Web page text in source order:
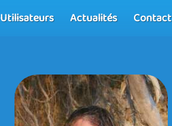
Utilisateurs Actualités Contact